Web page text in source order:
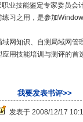
业技能鉴定专家委员会
习之用，是参加
网知识、自测局域网管
用技能培训与测评的首
我要发表书评>>
发表于 2008/12/17